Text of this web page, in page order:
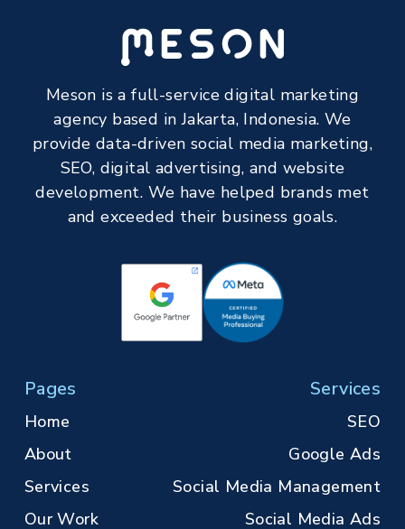
Meson is a full-service digital marketing
agency based in Jakarta, Indonesia. We
provide data-driven social media marketing,
SEO, digital advertising, and website
development. We have helped brands met
and exceeded their business goals.
Pages
Home
About
Services
Our Work
Services
SEO
Google Ads
Social Media Management
Social Media Ads